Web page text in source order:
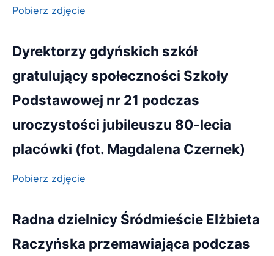
Pobierz zdjęcie
Dyrektorzy gdyńskich szkół
gratulujący społeczności Szkoły
Podstawowej nr 21 podczas
uroczystości jubileuszu 80-lecia
placówki (fot. Magdalena Czernek)
Pobierz zdjęcie
Radna dzielnicy Śródmieście Elżbieta
Raczyńska przemawiająca podczas